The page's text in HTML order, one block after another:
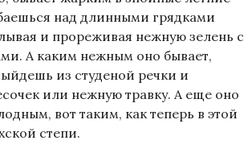
над длинными грядками
и прореживая нежную зелень с
А каким нежным оно бывает,
из студеной речки и
или нежную травку. А еще оно
вот таким, как теперь в этой
степи.